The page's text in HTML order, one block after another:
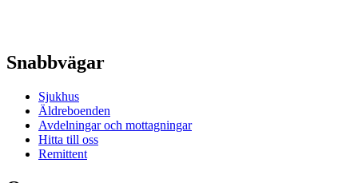
Snabbvägar
Sjukhus
Äldreboenden
Avdelningar och mottagningar
Hitta till oss
Remittent